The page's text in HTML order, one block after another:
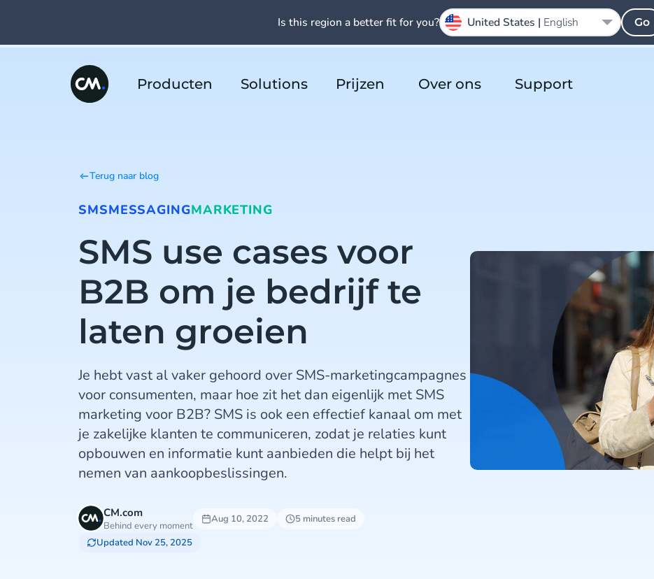
Producten Solutions Prijzen Over ons Support
Terug naar blog
SMSMESSAGINGMARKETING
SMS use cases voor
B2B om je bedrijf te
laten groeien
Je hebt vast al vaker gehoord over SMS-marketingcampagnes
voor consumenten, maar hoe zit het dan eigenlijk met SMS
marketing voor B2B? SMS is ook een effectief kanaal om met
je zakelijke klanten te communiceren, zodat je relaties kunt
opbouwen en informatie kunt aanbieden die helpt bij het
nemen van aankoopbeslissingen.
CM.com
Behind every moment
Aug 10, 2022
5 minutes read
Updated Nov 25, 2025
Is this region a better fit for you? United States | English Go